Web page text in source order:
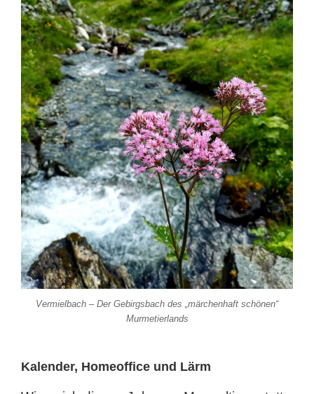
Vermielbach – Der Gebirgsbach des „märchenhaft schönen“
Murmetierlands
Kalender, Homeoffice und Lärm